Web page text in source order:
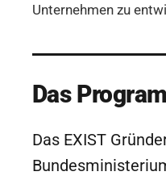
Unternehmen zu
Das
Das EXIST